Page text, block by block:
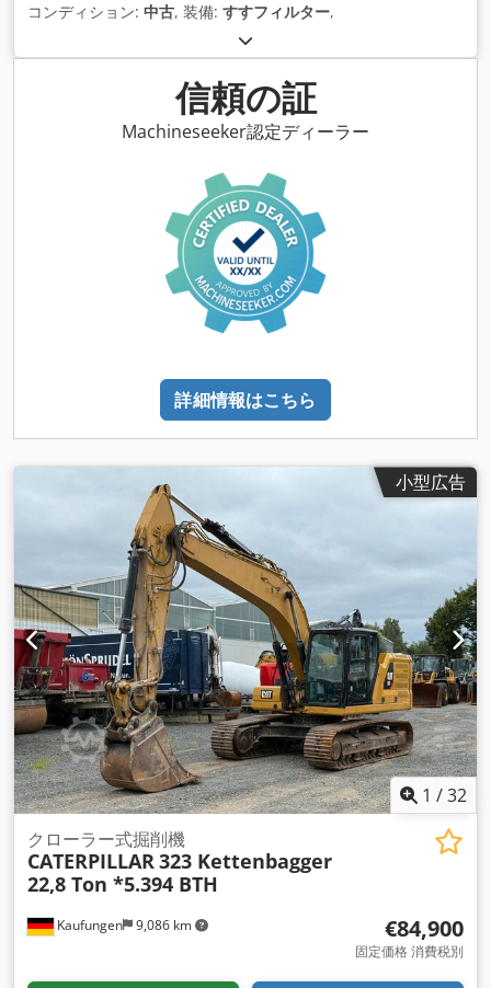
コンディション: 中古, 装備: すすフィルター,
信頼の証
Machineseeker認定ディーラー
詳細情報はこちら
小型広告
1 /32
Kaufungen 9,086 km
クローラー式掘削機
CATERPILLAR323 Kettenbagger
22,8 Ton *5.394 BTH
€84,900
固定価格 消費税別